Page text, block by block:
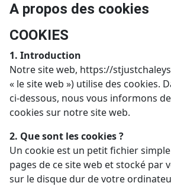
A propos des cookies
COOKIES
1. Introduction
Notre site web, https://
« le site web ») utilise des cookies.
ci-dessous, nous vous informons
cookies sur notre site web.
2. Que sont les cookies ?
Un cookie est un petit fichier simple
pages de ce site web et stocké par
sur le disque dur de votre